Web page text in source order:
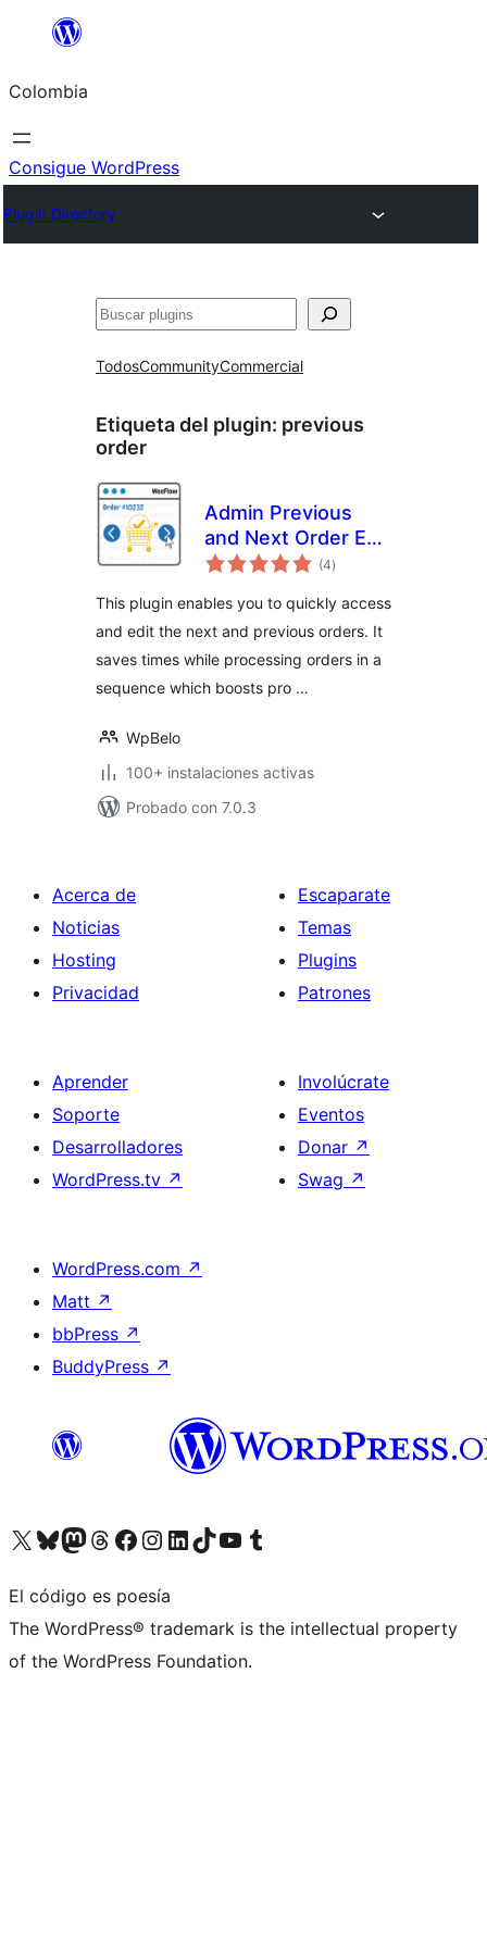
Saltar
contenido
Colombia
Consigue WordPress
Plugin Directory
Buscar
TodosCommunityCommercial
Etiqueta del plugin: previous
order
Admin Previous
and Next Order Edit
Links for
(4total
de
)
This plugin enables you to quickly access
and edit the next and previous orders. It
saves times while processing orders in a
sequence which boosts pro …
WpBelo
100+ instalaciones activas
Probado con 7.0.3
Acerca de
Noticias
Hosting
Privacidad
Escaparate
Temas
Plugins
Patrones
Aprender
Soporte
Desarrolladores
WordPress.tv ↗
Involúcrate
Eventos
Donar ↗
Swag ↗
WordPress.com ↗
Matt ↗
bbPress ↗
BuddyPress ↗
Visita nuestra cuenta de X (anteriormente Twitter)
Visita nuestra cuenta de Bluesky
Visita nuestra cuenta de Mastodon
Visita nuestra cuenta de Threads
Visita nuestra página de Facebook
Visita nuestra cuenta de Instagram
Visita nuestra cuenta de LinkedIn
Visita nuestra cuenta de TikTok
Visita nuestro canal de YouTube
Visita nuestra cuenta de Tumblr
El código es poesía
The WordPress® trademark is the intellectual property
of the WordPress Foundation.